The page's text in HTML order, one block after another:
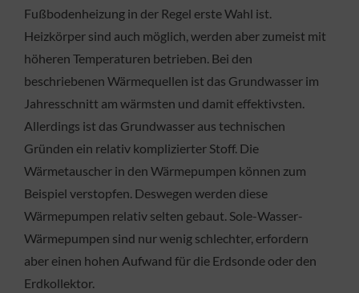
Fußbodenheizung in der Regel erste Wahl ist.
Heizkörper sind auch möglich, werden aber zumeist mit
höheren Temperaturen betrieben. Bei den
beschriebenen Wärmequellen ist das Grundwasser im
Jahresschnitt am wärmsten und damit effektivsten.
Allerdings ist das Grundwasser aus technischen
Gründen ein relativ komplizierter Stoff. Die
Wärmetauscher in den Wärmepumpen können zum
Beispiel verstopfen. Deswegen werden diese
Wärmepumpen relativ selten gebaut. Sole-Wasser-
Wärmepumpen sind nur wenig schlechter, erfordern
aber einen hohen Aufwand für die Erdsonde oder den
Erdkollektor.